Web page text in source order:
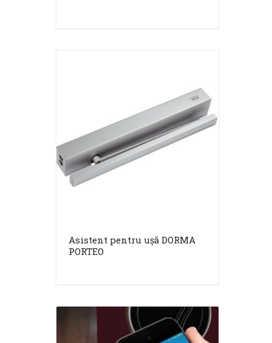
Asistent pentru ușă DORMA
PORTEO